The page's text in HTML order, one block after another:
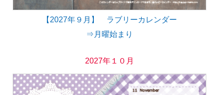
【2027年９月】 ラブリーカレンダー
⇒月曜始まり
2027年１０月